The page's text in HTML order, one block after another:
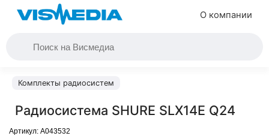
О компании
Комплекты радиосистем
Радиосистема SHURE SLX14E Q24
Артикул: A043532